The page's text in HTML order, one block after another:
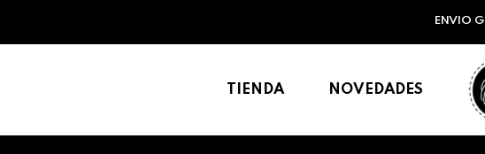
ENVIO
TIENDA NOVEDADES